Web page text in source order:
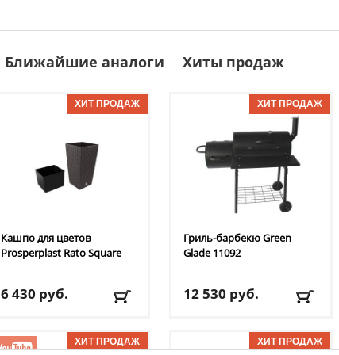
Ближайшие аналоги Хиты продаж
Кашпо для цветов
Prosperplast Rato Square
6 430 руб.
Доставка:
795 руб., 2-3
дня
Гриль-барбекю Green
Glade11092
12 530 руб.
БЕСПЛАТНО,
2-3 дня